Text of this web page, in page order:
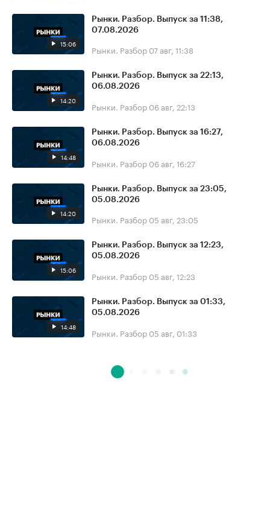
15:06
Рынки. Разбор. Выпуск за 11:38,
07.08.2026
Рынки. Разбор 07 авг, 11:38
14:20
Рынки. Разбор. Выпуск за 22:13,
06.08.2026
Рынки. Разбор 06 авг, 22:13
14:48
Рынки. Разбор. Выпуск за 16:27,
06.08.2026
Рынки. Разбор 06 авг, 16:27
14:20
Рынки. Разбор. Выпуск за 23:05,
05.08.2026
Рынки. Разбор 05 авг, 23:05
15:06
Рынки. Разбор. Выпуск за 12:23,
05.08.2026
Рынки. Разбор 05 авг, 12:23
14:48
Рынки. Разбор. Выпуск за 01:33,
05.08.2026
Рынки. Разбор 05 авг, 01:33